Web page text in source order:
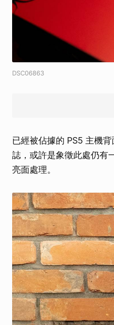
DSC06863
已經被佔據的 PS5 主機
誌，或許是象徵此處仍有
亮面處理。